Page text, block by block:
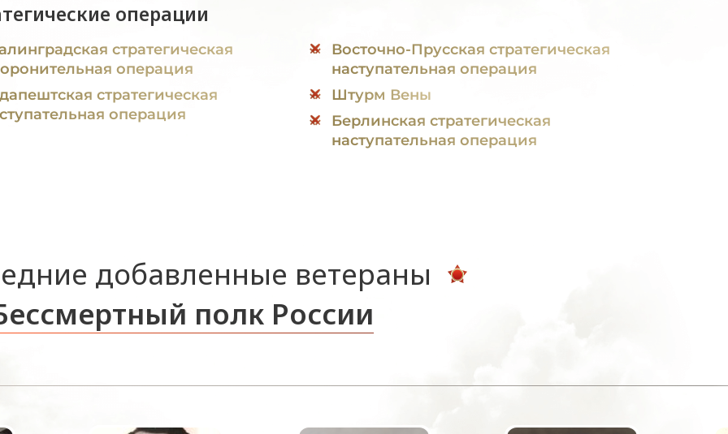
операции
стратегическая
операция
стратегическая
операция
Восточно-Прусская стратегическая
наступательная операция
Штурм Вены
Берлинская стратегическая
наступательная операция
добавленные ветераны
полк России